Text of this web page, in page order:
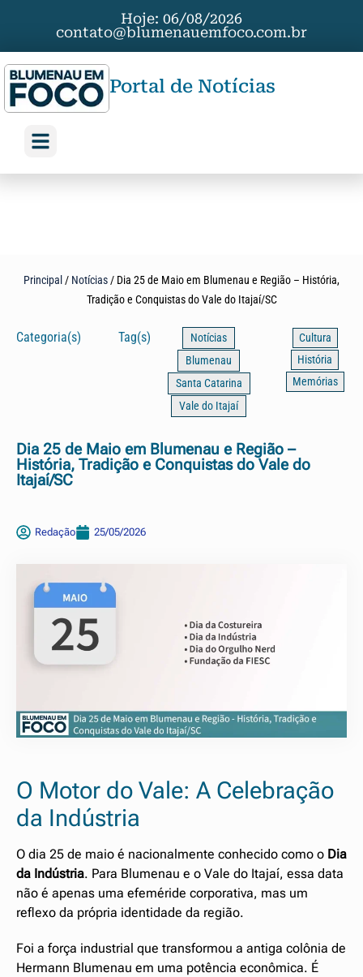
Hoje: 06/08/2026
contato@blumenauemfoco.com.br
Portal de Notícias
Principal / Notícias/ Dia 25 de Maio em Blumenau e Região – História,
Tradição e Conquistas do Vale do Itajaí/SC
Categoria(s) Tag(s)
Notícias
Blumenau
Santa Catarina
Vale do Itajaí
Cultura
História
Memórias
Dia 25 de Maio em Blumenau e Região –
História, Tradição e Conquistas do Vale do
Itajaí/SC
Redação 25/05/2026
O Motor do Vale: A Celebração
da Indústria
O dia 25 de maio é nacionalmente conhecido como o Dia
da Indústria. Para Blumenau e o Vale do Itajaí, essa data
não é apenas uma efeméride corporativa, mas um
reflexo da própria identidade da região.
Foi a força industrial que transformou a antiga colônia de
Hermann Blumenau em uma potência econômica. É